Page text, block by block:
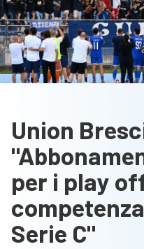
Union
per i play
Serie C"